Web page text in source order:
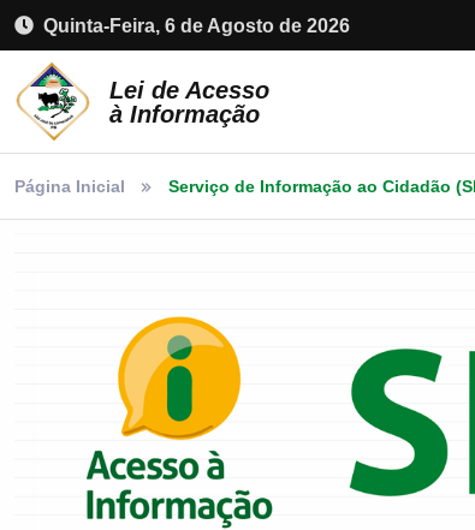
Quinta-Feira, 6 de Agosto de 2026
Lei de Acesso
à Informação
Página Inicial Serviço de Informação ao Cidadão